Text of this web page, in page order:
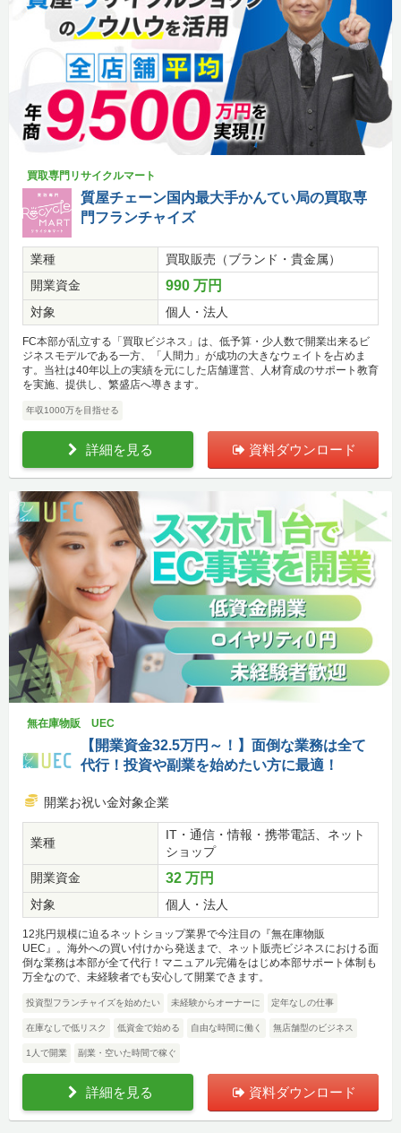
買取専門リサイクルマート
質屋チェーン国内最大手かんてい局の買取専
門フランチャイズ
業種
買取販売（ブランド・貴金属）
開業資金
990 万円
対象 個人・法人
FC本部が乱立する「買取ビジネス」は、低予算・少人数で開業出来るビ
ジネスモデルである一方、「人間力」が成功の大きなウェイトを占めま
す。当社は40年以上の実績を元にした店舗運営、人材育成のサポート教育
を実施、提供し、繁盛店へ導きます。
年収1000万を目指せる
詳細を見る 資料ダウンロード
無在庫物販 UEC
【開業資金32.5万円～！】面倒な業務は全て
代行！投資や副業を始めたい方に最適！
開業お祝い金対象企業
業種
IT・通信・情報・携帯電話、ネット
ショップ
開業資金
32 万円
対象 個人・法人
12兆円規模に迫るネットショップ業界で今注目の『無在庫物販
UEC』。海外への買い付けから発送まで、ネット販売ビジネスにおける面
倒な業務は本部が全て代行！マニュアル完備をはじめ本部サポート体制も
万全なので、未経験者でも安心して開業できます。
投資型フランチャイズを始めたい 未経験からオーナーに 定年なしの仕事
在庫なしで低リスク 低資金で始める 自由な時間に働く 無店舗型のビジネス
1人で開業 副業・空いた時間で稼ぐ
詳細を見る 資料ダウンロード